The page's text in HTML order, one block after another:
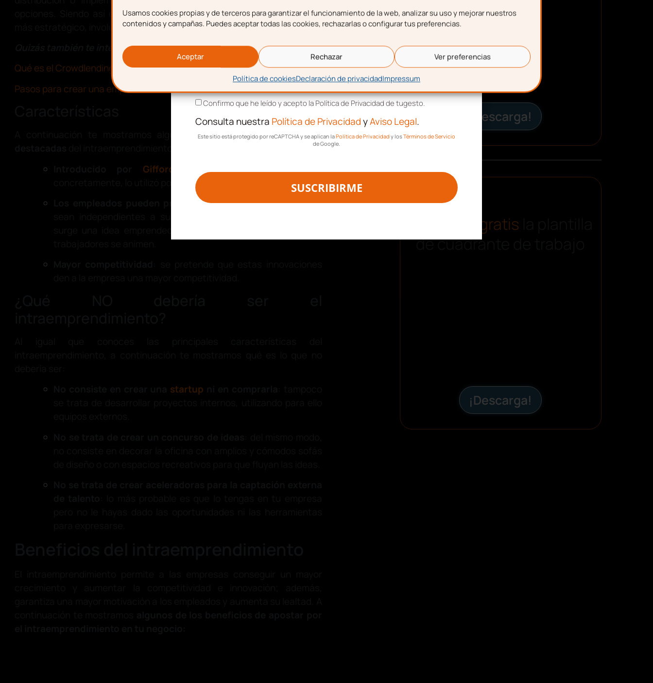
Usamos cookies propias y de terceros para garantizar el funcionamiento de la web, analizar su uso y mejorar nuestros
contenidos y campañas. Puedes aceptar todas las cookies, rechazarlas o configurar tus preferencias.
Aceptar Rechazar Ver preferencias
Política de cookiesDeclaración de privacidadImpressum
opciones. Siendo así capaz de desarrollar un comportamiento mucho
más estratégico, involucrado con la empresa y el negocio.
Quizás también te interese:
Qué es el Crowdlending y sus características
Pasos para crear una empresa
A continuación te mostramos algunas de lascaracterísticas más
Gifford Pinchot en los años 80:
concretamente, lo utilizó por primera vez en 1985.
Los empleados pueden proponer proyectos: aunque estos
startup
¡Descarga!
Descarga gratis
de cuadrante de trabajo
¡Descarga!
Aceptación de términos y condiciones
Confirmo que he leído y acepto la Política de Privacidad de tugesto.
Consulta nuestra Política de PrivacidadyAviso Legal.
Este sitio está protegido por reCAPTCHA y se aplican laPolítica de Privacidad y losTérminos de Servicio
de Google.
SUSCRIBIRME